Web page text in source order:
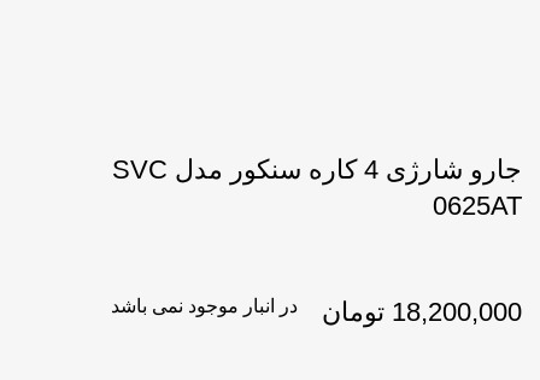
جارو شارژی 4 کاره سنکور مدل SVC
0625AT
18,200,000 تومان در انبار موجود نمی باشد